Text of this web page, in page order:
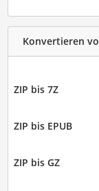
Konvertieren
ZIP bis 7Z
ZIP bis EPUB
ZIP bis GZ